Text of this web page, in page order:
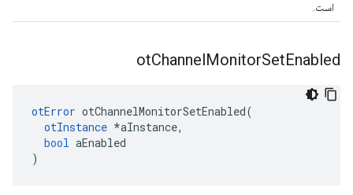
است.
otChannelMonitorSetEnabled
otError otChannelMonitorSetEnabled(
otInstance *aInstance,
bool aEnabled
)